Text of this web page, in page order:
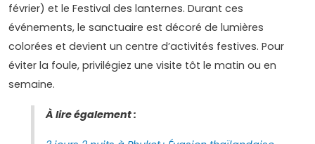
février) et le Festival des lanternes. Durant ces
événements, le sanctuaire est décoré de lumières
colorées et devient un centre d’activités festives. Pour
éviter la foule, privilégiez une visite tôt le matin ou en
semaine.
À lire également :